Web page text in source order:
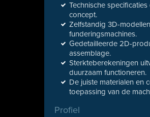
Technische
concept.
Zelfstandig 3D-
funderingsmachines.
Gedetailleerde 2D-
assemblage.
Sterkteberekeningen
duurzaam functioneren.
De juiste materialen en
toepassing van de
Profiel